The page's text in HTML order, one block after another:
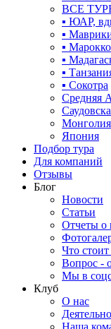
ВСЕ
▪ ЮАР,
▪
▪ Марокко
▪
▪
▪ Сокотра
Средняя
Монголия
Япония
Подбор тура
Для компаний
Отзывы
Блог
Новости
Статьи
Отчеты о
Что стоит
Вопрос -
Мы в
Клуб
О нас
Наша